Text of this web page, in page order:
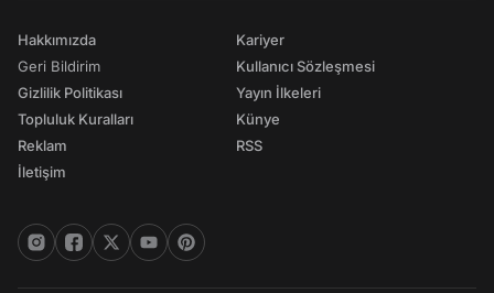
Hakkımızda
Geri Bildirim
Gizlilik Politikası
Topluluk Kuralları
Reklam
İletişim
Kariyer
Kullanıcı Sözleşmesi
Yayın İlkeleri
Künye
RSS